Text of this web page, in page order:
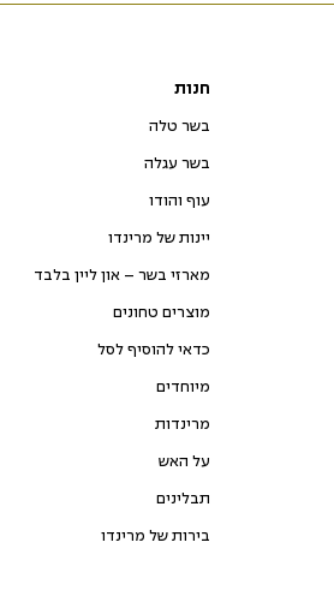
חנות
בשר טלה
בשר עגלה
עוף והודו
יינות של מרינדו
מארזי בשר – און ליין בלבד
מוצרים טחונים
כדאי להוסיף לסל
מיוחדים
מרינדות
על האש
תבלינים
בירות של מרינדו